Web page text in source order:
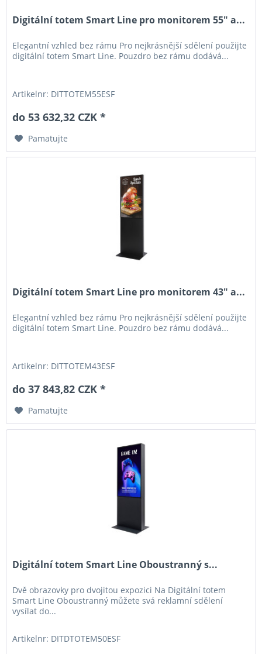
Digitální totem Smart Line pro monitorem 55" a...
Elegantní vzhled bez rámu Pro nejkrásnější sdělení použijte
digitální totem Smart Line. Pouzdro bez rámu dodává...
Artikelnr: DITTOTEM55ESF
do 53 632,32 CZK *
Pamatujte
Digitální totem Smart Line pro monitorem 43" a...
Elegantní vzhled bez rámu Pro nejkrásnější sdělení použijte
digitální totem Smart Line. Pouzdro bez rámu dodává...
Artikelnr: DITTOTEM43ESF
do 37 843,82 CZK *
Pamatujte
Digitální totem Smart Line Oboustranný s...
Dvě obrazovky pro dvojitou expozici Na Digitální totem
Smart Line Oboustranný můžete svá reklamní sdělení
vysílat do...
Artikelnr: DITDTOTEM50ESF